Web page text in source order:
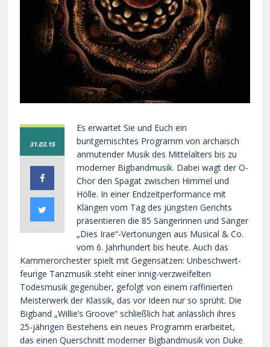
31.03.15
Es erwartet Sie und Euch ein
buntgemischtes Programm von archaisch
anmutender Musik des Mittelalters bis zu
moderner Bigbandmusik. Dabei wagt der O-
Chor den Spagat zwischen Himmel und
Hölle. In einer Endzeitperformance mit
Klängen vom Tag des jüngsten Gerichts
präsentieren die 85 Sängerinnen und Sänger
„Dies Irae“-Vertonungen aus Musical & Co.
vom 6. Jahrhundert bis heute. Auch das
Kammerorchester spielt mit Gegensätzen: Unbeschwert-
feurige Tanzmusik steht einer innig-verzweifelten
Todesmusik gegenüber, gefolgt von einem raffinierten
Meisterwerk der Klassik, das vor Ideen nur so sprüht. Die
Bigband „Willie’s Groove“ schließlich hat anlässlich ihres
25-jährigen Bestehens ein neues Programm erarbeitet,
das einen Querschnitt moderner Bigbandmusik von Duke